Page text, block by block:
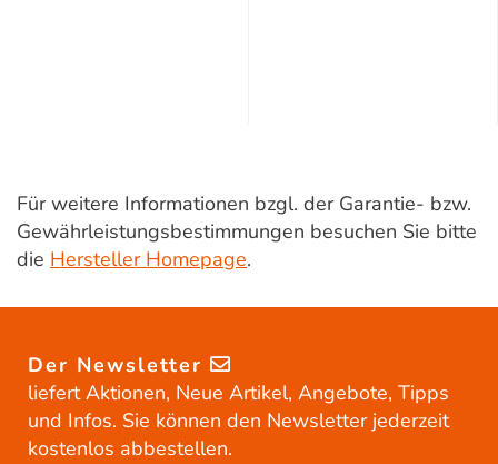
Für weitere Informationen bzgl. der Garantie- bzw.
Gewährleistungsbestimmungen besuchen Sie bitte
die Hersteller Homepage.
Der Newsletter
liefert Aktionen, Neue Artikel, Angebote, Tipps
und Infos. Sie können den Newsletter jederzeit
kostenlos abbestellen.